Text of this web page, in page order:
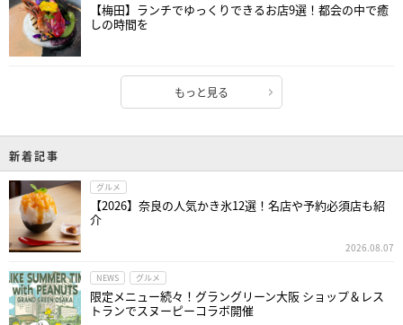
【梅田】ランチでゆっくりできるお店9選！都会の中で癒
しの時間を
もっと見る
新着記事
グルメ
【2026】奈良の人気かき氷12選！名店や予約必須店も紹
介
2026.08.07
NEWS グルメ
限定メニュー続々！グラングリーン大阪 ショップ＆レス
トランでスヌーピーコラボ開催